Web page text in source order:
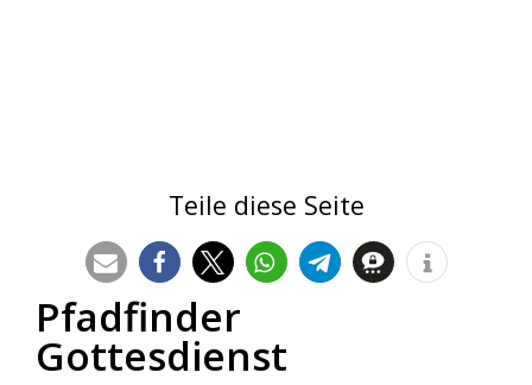
Teile diese Seite
Pfadfinder
Gottesdienst